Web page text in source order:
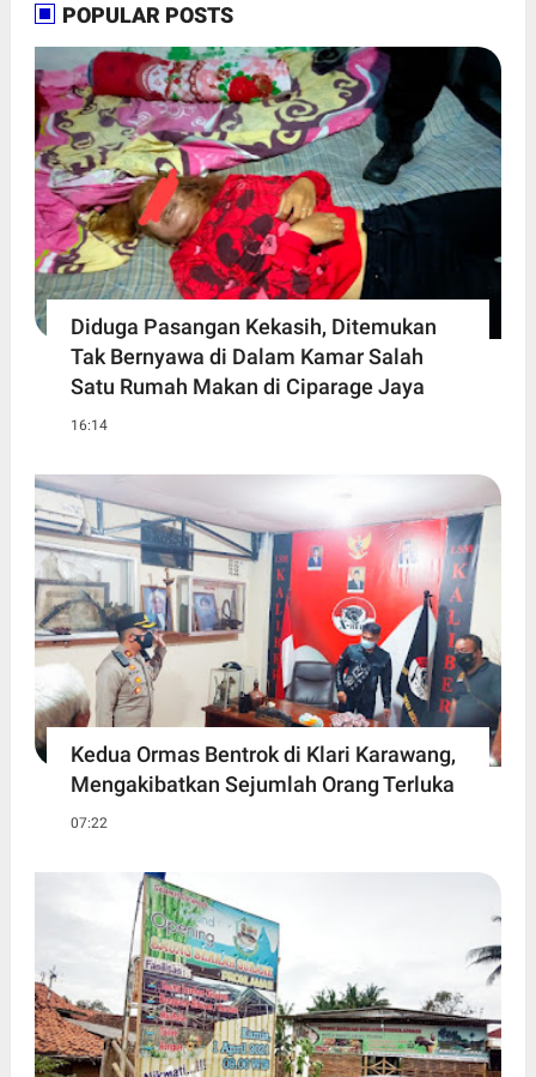
POPULAR POSTS
Diduga Pasangan Kekasih, Ditemukan
Tak Bernyawa di Dalam Kamar Salah
Satu Rumah Makan di Ciparage Jaya
16:14
Kedua Ormas Bentrok di Klari Karawang,
Mengakibatkan Sejumlah Orang Terluka
07:22